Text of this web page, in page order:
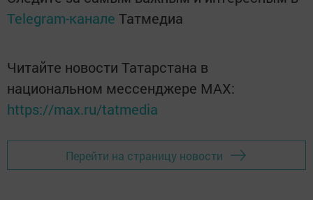
Telegram-канале Татмедиа
Читайте новости Татарстана в
национальном мессенджере MАХ:
https://max.ru/tatmedia
Перейти на страницу новости